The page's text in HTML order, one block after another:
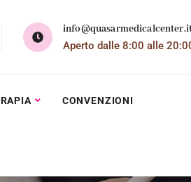
Aperto dalle 8:00 alle
CONVENZIONI